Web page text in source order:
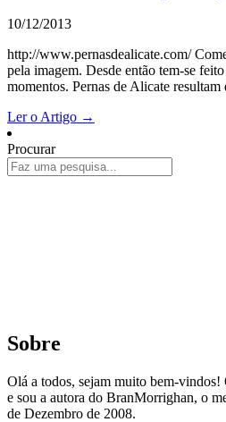
10/12/2013
http://www.pernasdealicate.com/
pela imagem. Desde então tem-se
momentos. Pernas de Alicate
Ler o Artigo →
Procurar
Sobre
Olá a todos, sejam muito bem-
e sou a autora do BranMorrighan, o
de Dezembro de 2008.